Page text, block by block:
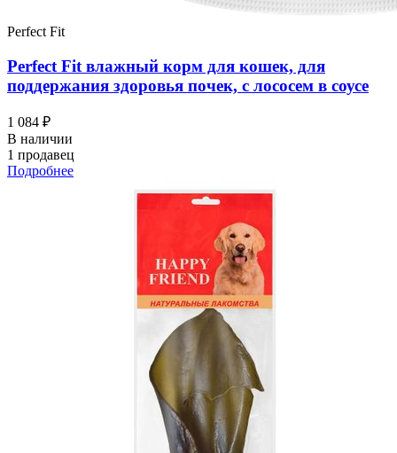
Perfect Fit
Perfect Fit влажный корм для кошек, для
поддержания здоровья почек, с лососем в соусе
1 084 ₽
В наличии
1 продавец
Подробнее